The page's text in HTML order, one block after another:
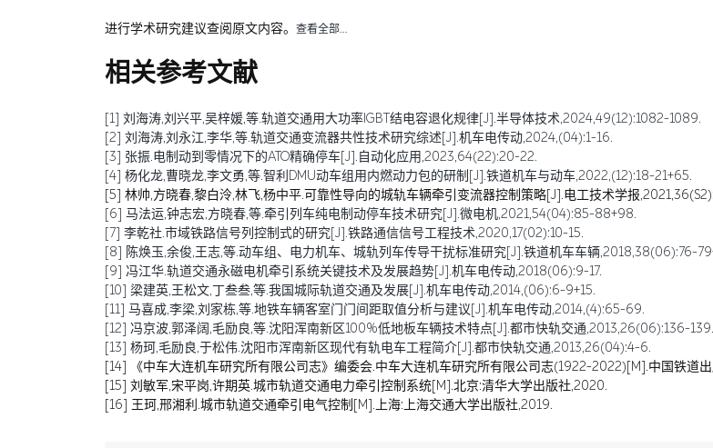
进行学术研究建议查阅原文内容。 查看全部…
相关参考文献
[1] 刘海涛,刘兴平,吴梓媛,等.轨道交通用大功率IGBT结电容退化规律[J].半导体技术,2024,49(12):1082-1089.
[2] 刘海涛,刘永江,李华,等.轨道交通变流器共性技术研究综述[J].机车电传动,2024,(04):1-16.
[3] 张振.电制动到零情况下的ATO精确停车[J].自动化应用,2023,64(22):20-22.
[4] 杨化龙,曹晓龙,李文勇,等.智利DMU动车组用内燃动力包的研制[J].铁道机车与动车,2022,(12):18-21+65.
[5] 林帅,方晓春,黎白泠,林飞,杨中平.可靠性导向的城轨车辆牵引变流器控制策略[J].电工技术学报
[6] 马法运,钟志宏,方晓春,等.牵引列车纯电制动停车技术研究[J].微电机,2021,54(04):85-88+98.
[7] 李乾社.市域铁路信号列控制式的研究[J].铁路通信信号工程技术,2020,17(02):10-15.
[8] 陈焕玉,余俊,王志,等.动车组、电力机车、城轨列车传导干扰标准研究[J].铁道机车车辆,2018,38(06):76-
[9] 冯江华.轨道交通永磁电机牵引系统关键技术及发展趋势[J].机车电传动,2018(06):9-17.
[10] 梁建英,王松文,丁叁叁,等.我国城际轨道交通及发展[J].机车电传动,2014,(06):6-9+15.
[11] 马喜成,李梁,刘家栋,等.地铁车辆客室门门间距取值分析与建议[J].机车电传动,2014,(4):65-69.
[12] 冯京波,郭泽阔,毛励良,等.沈阳浑南新区100%低地板车辆技术特点[J].都市快轨交通,2013,26(06):136-139.
[13] 杨珂,毛励良,于松伟.沈阳市浑南新区现代有轨电车工程简介[J].都市快轨交通,2013,26(04):4-6.
[14] 《中车大连机车研究所有限公司志》编委会.中车大连机车研究所有限公司志(1922-2022)[M].中国铁道
[15] 刘敏军,宋平岗,许期英.城市轨道交通电力牵引控制系统[M].北京:清华大学出版社,2020.
[16] 王珂,邢湘利.城市轨道交通牵引电气控制[M].上海:上海交通大学出版社,2019.